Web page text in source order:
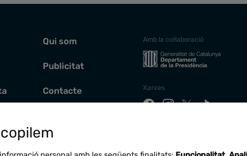
Qui som
Publicitat
Contacte
Amb la col·laboració
Xarxes